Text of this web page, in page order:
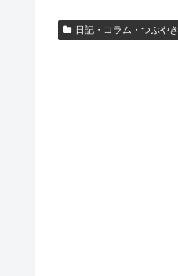
日記・コラム・つぶやき